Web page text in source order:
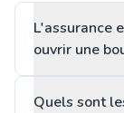
L'assurance
ouvrir une
Quels sont